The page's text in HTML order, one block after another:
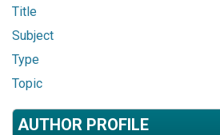
Title
Subject
Type
Topic
AUTHOR PROFILE